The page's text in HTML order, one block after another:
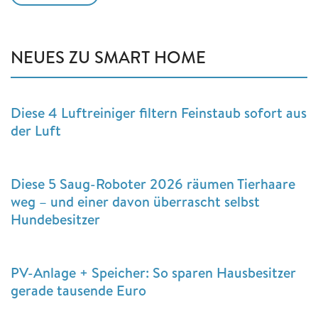
NEUES ZU SMART HOME
Diese 4 Luftreiniger filtern Feinstaub sofort aus
der Luft
Diese 5 Saug-Roboter 2026 räumen Tierhaare
weg – und einer davon überrascht selbst
Hundebesitzer
PV-Anlage + Speicher: So sparen Hausbesitzer
gerade tausende Euro